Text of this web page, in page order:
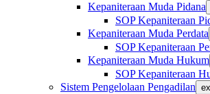
Kepaniteraan Muda Pidana
SOP Kepaniteraan
Kepaniteraan Muda Perdata
SOP Kepaniteraan
Kepaniteraan Muda Hukum
SOP Kepaniteraan
Sistem Pengelolaan Pengadilan